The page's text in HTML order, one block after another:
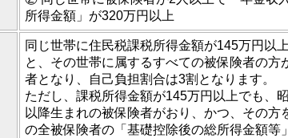
所得金額」が320万円以上
同じ世帯に住民税課税所得金額が145万円以
と、その世帯に属するすべての被保険者の方
者となり、自己負担割合は3割となります。
ただし、課税所得金額が145万円以上でも、
以降生まれの被保険者がおり、かつ、その方
の全被保険者の「基礎控除後の総所得金額等